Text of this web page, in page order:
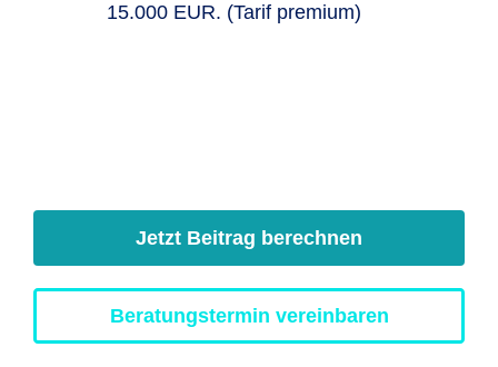
15.000 EUR. (Tarif premium)
Jetzt Beitrag berechnen
Beratungstermin vereinbaren